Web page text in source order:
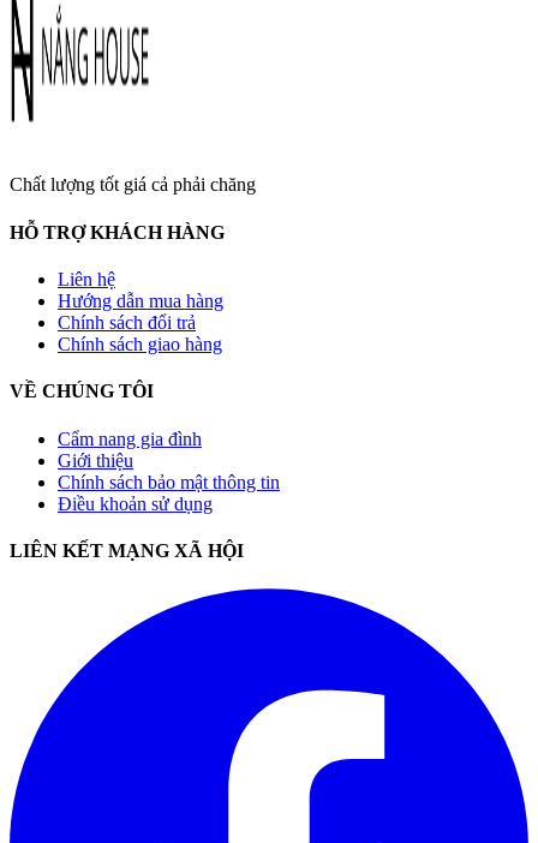
Chất lượng tốt giá cả phải chăng
HỖ TRỢ KHÁCH HÀNG
Liên hệ
Hướng dẫn mua hàng
Chính sách đổi trả
Chính sách giao hàng
VỀ CHÚNG TÔI
Cẩm nang gia đình
Giới thiệu
Chính sách bảo mật thông tin
Điều khoản sử dụng
LIÊN KẾT MẠNG XÃ HỘI